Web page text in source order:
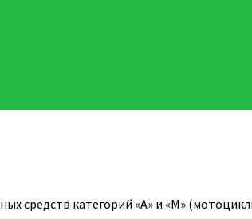
средств категорий «A» и «M»